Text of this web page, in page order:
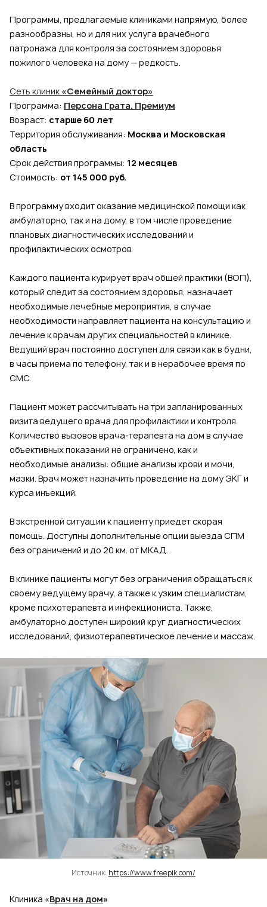
Программы, предлагаемые клиниками напрямую, более
разнообразны, но и для них услуга врачебного
патронажа для контроля за состоянием здоровья
пожилого человека на дому — редкость.
Сеть клиник «Семейный доктор»
Программа: Персона Грата. Премиум
Возраст: старше 60 лет
Территория обслуживания: Москва и Московская
область
Срок действия программы: 12 месяцев
Стоимость: от 145 000 руб.
В программу входит оказание медицинской помощи как
амбулаторно, так и на дому, в том числе проведение
плановых диагностических исследований и
профилактических осмотров.
Каждого пациента курирует врач общей практики (ВОП),
который следит за состоянием здоровья, назначает
необходимые лечебные мероприятия, в случае
необходимости направляет пациента на консультацию и
лечение к врачам других специальностей в клинике.
Ведущий врач постоянно доступен для связи как в будни,
в часы приема по телефону, так и в нерабочее время по
СМС.
Пациент может рассчитывать на три запланированных
визита ведущего врача для профилактики и контроля.
Количество вызовов врача-терапевта на дом в случае
объективных показаний не ограничено, как и
необходимые анализы: общие анализы крови и мочи,
мазки. Врач может назначить проведение на дому ЭКГ и
курса инъекций.
В экстренной ситуации к пациенту приедет скорая
помощь. Доступны дополнительные опции выезда СПМ
без ограничений и до 20 км. от МКАД.
В клинике пациенты могут без ограничения обращаться к
своему ведущему врачу, а также к узким специалистам,
кроме психотерапевта и инфекциониста. Также,
амбулаторно доступен широкий круг диагностических
исследований, физиотерапевтическое лечение и массаж.
Источник: https://www.freepik.com/
Клиника «Врач на дом»